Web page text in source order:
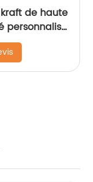
de haute
personnalisé